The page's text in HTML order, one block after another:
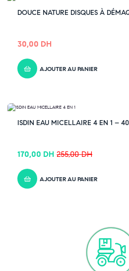
DOUCE NATURE DISQUES À
30,00 DH
AJOUTER AU PANIER
ISDIN EAU MICELLAIRE 4 EN 1 –
255,00DH
170,00 DH
AJOUTER AU PANIER